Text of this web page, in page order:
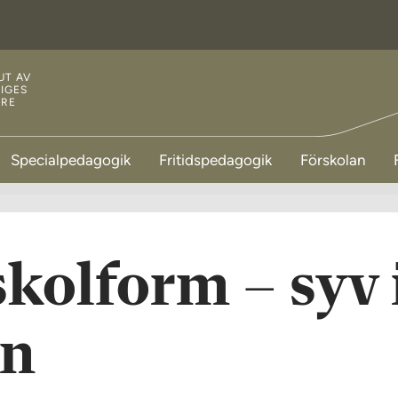
AV
Specialpedagogik Fritidspedagogik Förskolan
– syv